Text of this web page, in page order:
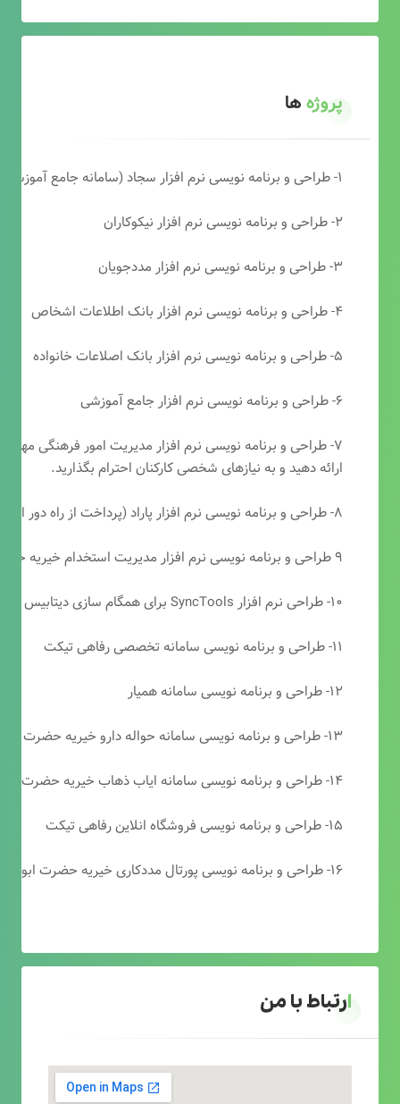
پروژهها
۱- طراحی و برنامه نویسی نرم افزار سجاد (سامانه جامع آموزشی دارالقرآن)
۲- طراحی و برنامه نویسی نرم افزار نیکوکاران
۳- طراحی و برنامه نویسی نرم افزار مددجویان
۴- طراحی و برنامه نویسی نرم افزار بانک اطلاعات اشخاص
۵- طراحی و برنامه نویسی نرم افزار بانک اصلاعات خانواده
۶- طراحی و برنامه نویسی نرم افزار جامع آموزشی
۷- طراحی و برنامه نویسی نرم افزار مدیریت امور فرهنگی
ارائه دهید و به نیازهای شخصی کارکنان احترام بگذارید.
۸- طراحی و برنامه نویسی نرم افزار پاراد (پرداخت از راه دور انجمن مددکاری امام زمان(عج))
۹ طراحی و برنامه نویسی نرم افزار مدیریت استخدام خیریه حضرت ابوالفضل (ع)
۱۰- طراحی نرم افزار SyncTools برای همگام سازی دیتابیس های SQL Server
۱۱- طراحی و برنامه نویسی سامانه تخصصی رفاهی تیکت
۱۲- طراحی و برنامه نویسی سامانه همیار
۱۳- طراحی و برنامه نویسی سامانه حواله دارو خیریه حضرت ابوالفضل (ع)
۱۴- طراحی و برنامه نویسی سامانه ایاب ذهاب خیریه حضرت ابوالفضل (ع)
۱۵- طراحی و برنامه نویسی فروشگاه انلاین رفاهی تیکت
۱۶- طراحی و برنامه نویسی پورتال مددکاری خیریه حضرت ابوالفضل (ع)
ارتباط با من